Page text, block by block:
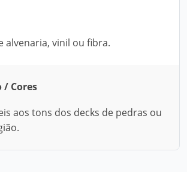
alvenaria, vinil ou fibra.
/ Cores
aos tons dos decks de pedras ou